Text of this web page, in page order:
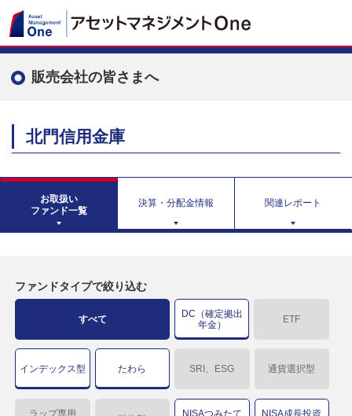
販売会社の皆さまへ
北門信用金庫
お取扱い
ファンド一覧
決算・分配金情報 関連レポート
ファンドタイプで絞り込む
すべて
DC（確定拠出
年金）
ETF
インデックス型 たわら SRI、ESG 通貨選択型
ラップ専用
NISAつみたて
NISA成長投資